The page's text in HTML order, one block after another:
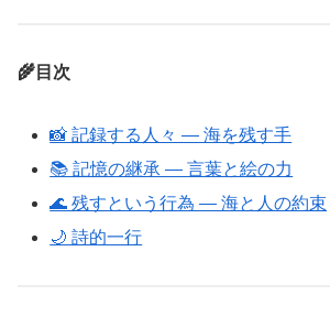
🌾目次
📸 記録する人々 ― 海を残す手
📚 記憶の継承 ― 言葉と絵の力
🌊 残すという行為 ― 海と人の約束
🌙 詩的一行